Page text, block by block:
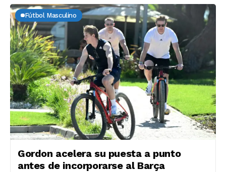
Fútbol Masculino
Gordon acelera su puesta a punto
antes de incorporarse al Barça